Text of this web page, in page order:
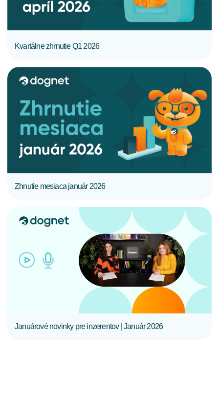
Kvartálne zhrnutie Q1 2026
Zhnutie mesiaca január 2026
CELÝ ČLÁNOK
Januárové novinky pre inzerentov | Január 2026